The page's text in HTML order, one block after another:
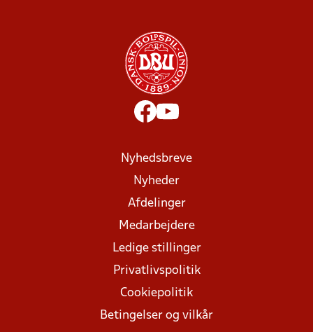
Nyhedsbreve
Nyheder
Afdelinger
Medarbejdere
Ledige stillinger
Privatlivspolitik
Cookiepolitik
Betingelser og vilkår